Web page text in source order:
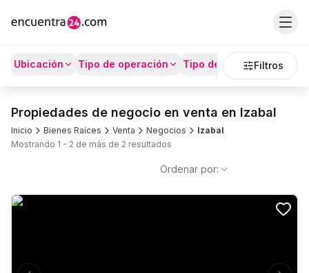
Ubicación Tipo de operación Tipo de Propiedad
Filtros
Propiedades de negocio en venta en Izabal
Inicio Bienes Raíces Venta Negocios
Izabal
Mostrando 1 - 2 de más de 2 resultados
Ordenar por: